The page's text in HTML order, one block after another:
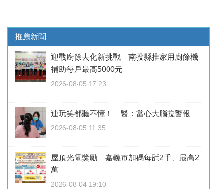
推薦新聞
迎戰廚餘去化新挑戰 南投縣推家用廚餘機
補助每戶最高5000元
2026-08-05 17:23
連玩笑都聽不懂！ 醫：當心大腦拉警報
2026-08-05 11:35
屋頂光電獎勵 嘉義市加碼每瓩2千、最高2
萬
2026-08-04 19:10